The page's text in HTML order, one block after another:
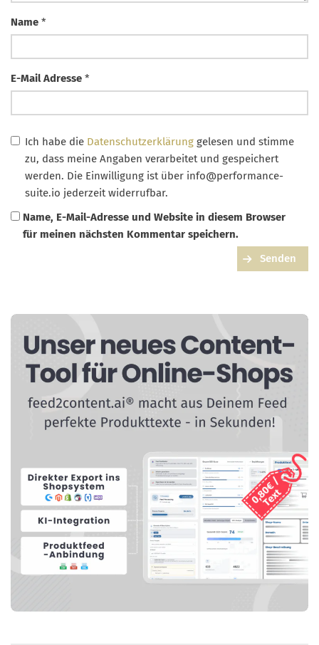
Name *
E-Mail Adresse *
Ich habe die Datenschutzerklärung gelesen und stimme
zu, dass meine Angaben verarbeitet und gespeichert
werden. Die Einwilligung ist über info@performance-
suite.io jederzeit widerrufbar.
Name, E-Mail-Adresse und Website in diesem Browser
für meinen nächsten Kommentar speichern.
Senden